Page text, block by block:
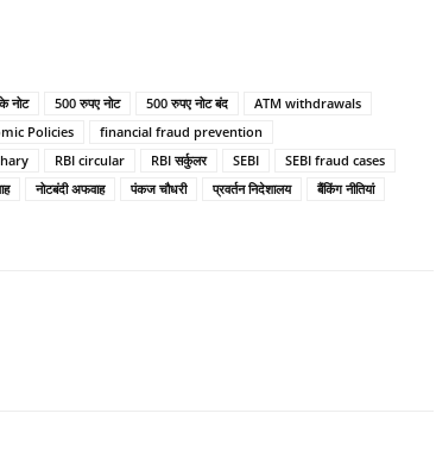
नोट 500 रुपए नोट 500 रुपए नोट बंद
ATM withdrawals
Policies
financial fraud prevention
RBI circular RBI सर्कुलर SEBI
SEBI fraud cases
नोटबंदी अफवाह पंकज चौधरी प्रवर्तन निदेशालय
बैंकिंग नीतियां